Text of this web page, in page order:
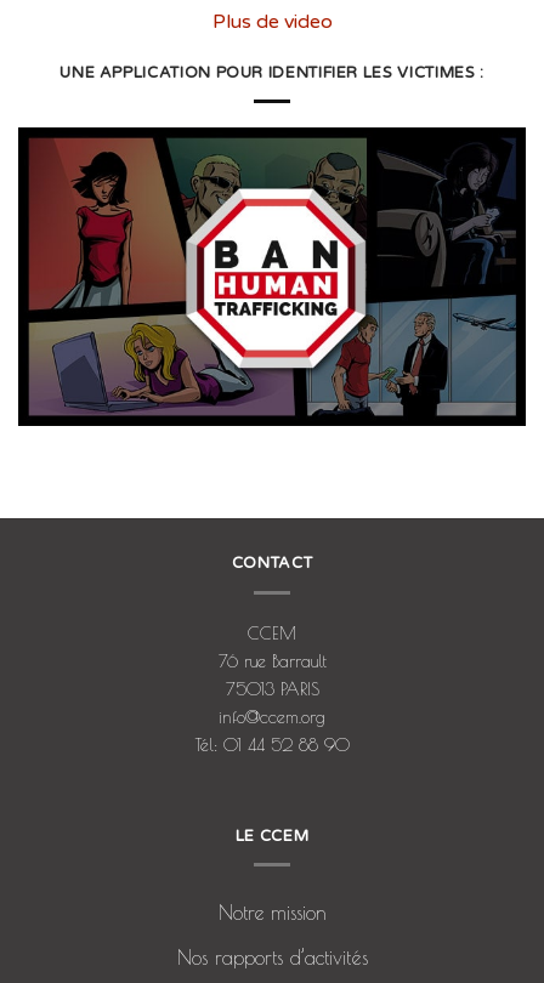
Plus de video
UNE APPLICATION POUR IDENTIFIER LES VICTIMES :
CONTACT
CCEM
76 rue Barrault
75013 PARIS
info@ccem.org
Tél: 01 44 52 88 90
LE CCEM
Notre mission
Nos rapports d’activités